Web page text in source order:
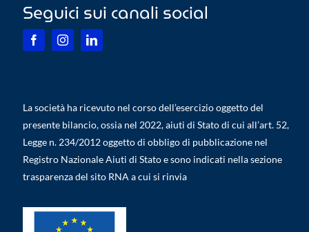
Seguici sui canali social
La società ha ricevuto nel corso dell’esercizio oggetto del
presente bilancio, ossia nel 2022, aiuti di Stato di cui all’art. 52,
Legge n. 234/2012 oggetto di obbligo di pubblicazione nel
Registro Nazionale Aiuti di Stato e sono indicati nella sezione
trasparenza del sito RNA a cui si rinvia